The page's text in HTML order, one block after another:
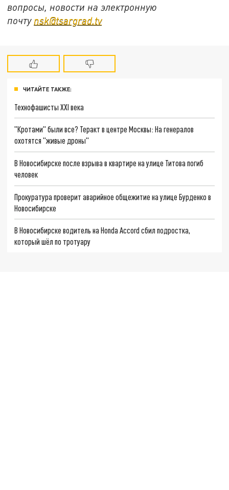
вопросы, новости на электронную
почту nsk@tsargrad.tv
ЧИТАЙТЕ ТАКЖЕ:
Технофашисты XXI века
"Кротами" были все? Теракт в центре Москвы: На генералов
охотятся "живые дроны"
В Новосибирске после взрыва в квартире на улице Титова погиб
человек
Прокуратура проверит аварийное общежитие на улице Бурденко в
Новосибирске
В Новосибирске водитель на Honda Accord сбил подростка,
который шёл по тротуару